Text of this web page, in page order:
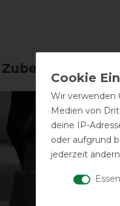
für dich
Wir verwenden
Medien von
deine IP-
oder aufgrund
jederzeit